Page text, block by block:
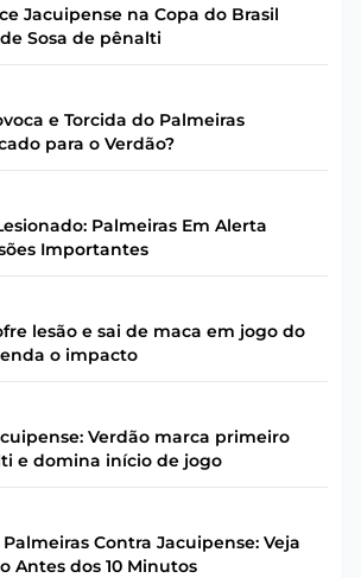
Jacuipense na Copa do Brasil
Sosa de pênalti
e Torcida do Palmeiras
para o Verdão?
Palmeiras Em Alerta
Importantes
lesão e sai de maca em jogo do
o impacto
Verdão marca primeiro
e domina início de jogo
Contra Jacuipense: Veja
Antes dos 10 Minutos